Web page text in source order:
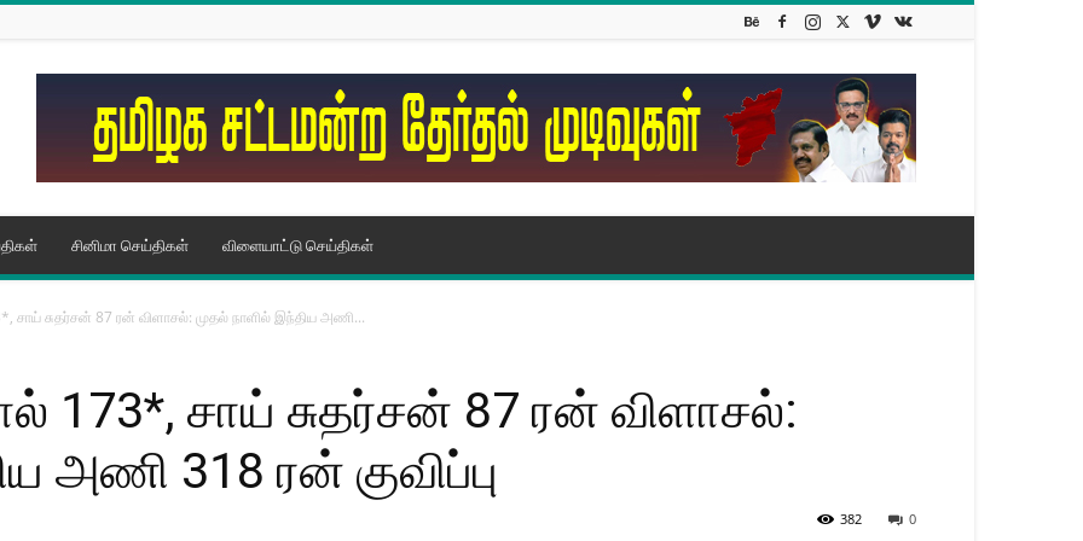
சினிமா செய்திகள் விளையாட்டு செய்திகள்
சுதர்சன் 87 ரன் விளாசல்: முதல் நாளில் இந்திய அணி...
சாய் சுதர்சன் 87 ரன் விளாசல்:
அணி 318 ரன் குவிப்பு
0
382